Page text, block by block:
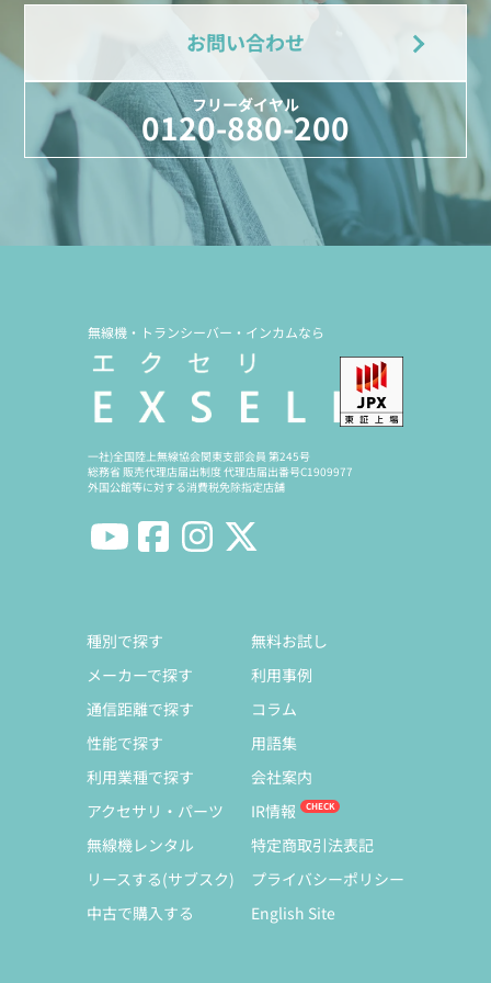
お問い合わせ
フリーダイヤル
0120-880-200
無線機・トランシーバー・インカムなら
一社)全国陸上無線協会関東支部会員 第245号
総務省 販売代理店届出制度 代理店届出番号C1909977
外国公館等に対する消費税免除指定店舗
種別で探す
メーカーで探す
通信距離で探す
性能で探す
利用業種で探す
アクセサリ・パーツ
無線機レンタル
リースする(サブスク)
中古で購入する
無料お試し
利用事例
コラム
用語集
会社案内
IR情報
特定商取引法表記
プライバシーポリシー
English Site